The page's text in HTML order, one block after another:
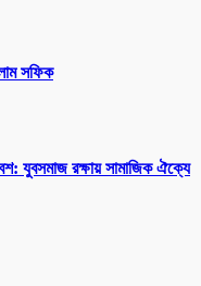
সফিক
যুবসমাজ রক্ষায় সামাজিক ঐক্যে